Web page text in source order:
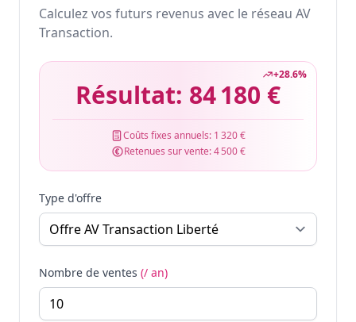
Calculez vos futurs revenus avec le réseau AV
Transaction.
+28.6%
Résultat: 84 180 €
Coûts fixes annuels: 1 320 €
Retenues sur vente:4 500 €
Type d'offre
Nombre de ventes (/ an)